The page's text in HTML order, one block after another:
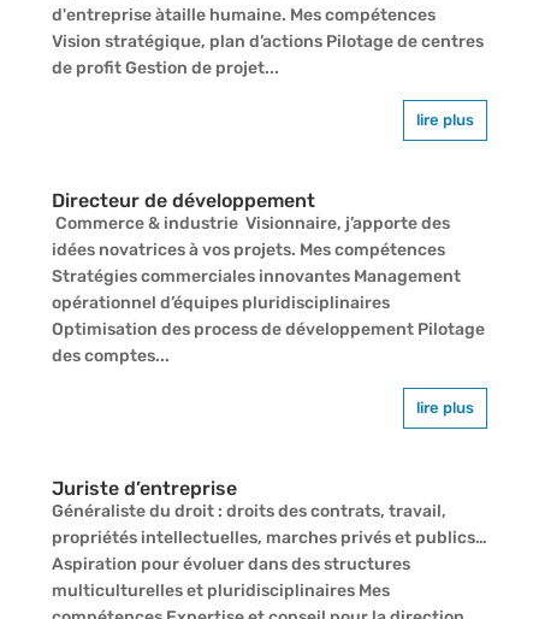
d'entreprise àtaille humaine. Mes compétences
Vision stratégique, plan d’actions Pilotage de centres
de profit Gestion de projet...
lire plus
Directeur de développement
Commerce & industrie Visionnaire, j’apporte des
idées novatrices à vos projets. Mes compétences
Stratégies commerciales innovantes Management
opérationnel d’équipes pluridisciplinaires
Optimisation des process de développement Pilotage
des comptes...
lire plus
Juriste d’entreprise
Généraliste du droit : droits des contrats, travail,
propriétés intellectuelles, marches privés et publics…
Aspiration pour évoluer dans des structures
multiculturelles et pluridisciplinaires Mes